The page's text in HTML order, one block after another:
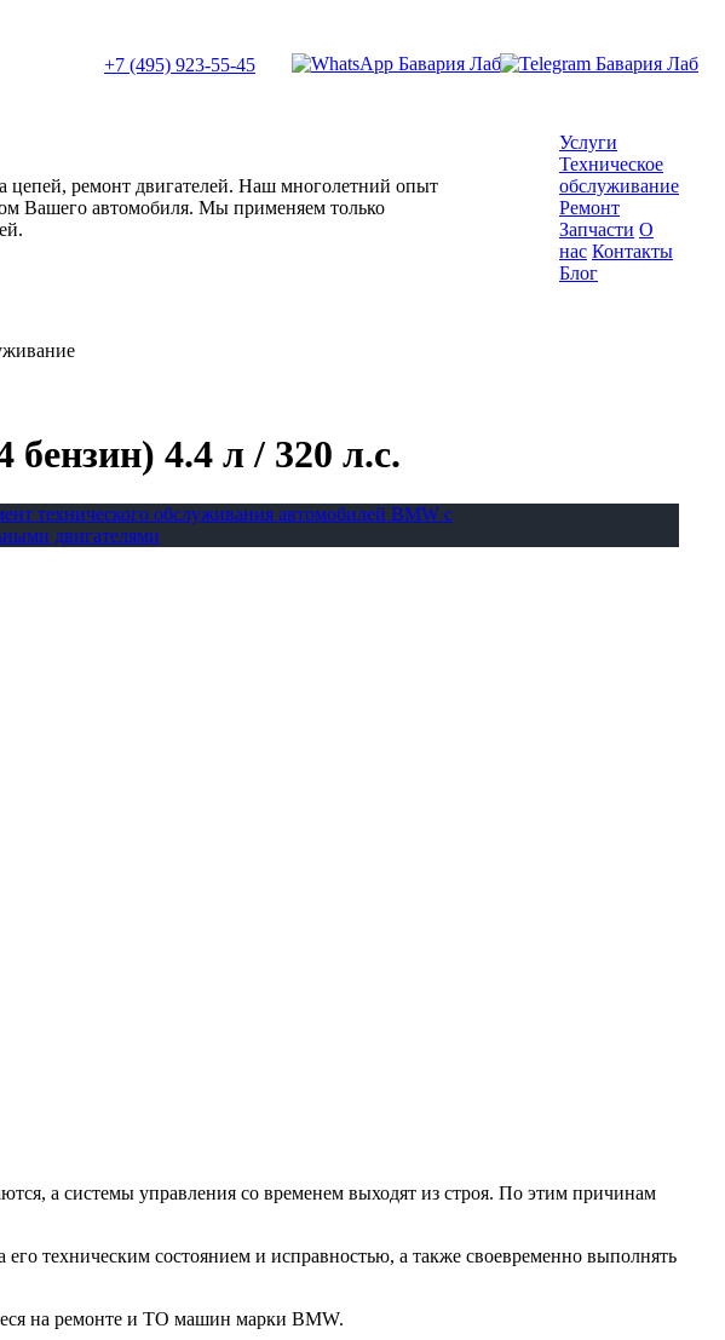
+7 (495) 923-55-45
цепей, ремонт двигателей. Наш многолетний опыт
Вашего автомобиля. Мы применяем только
Услуги
Техническое
обслуживание
Ремонт
Запчасти О
нас Контакты
Блог
4.4 л / 320 л.с.
технического обслуживания автомобилей BMW с
двигателями
а системы управления со временем выходят из строя. По этим причинам
техническим состоянием и исправностью, а также своевременно выполнять
на ремонте и ТО машин марки BMW.